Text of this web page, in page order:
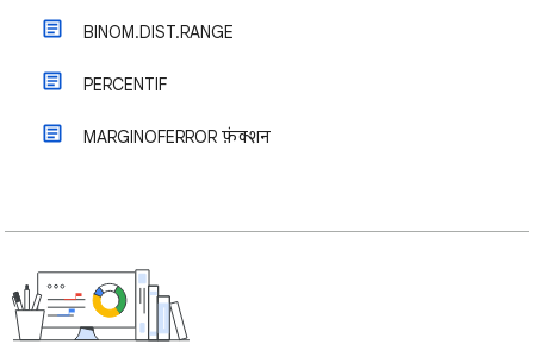
BINOM.DIST.RANGE
PERCENTIF
MARGINOFERROR फ़ंक्शन